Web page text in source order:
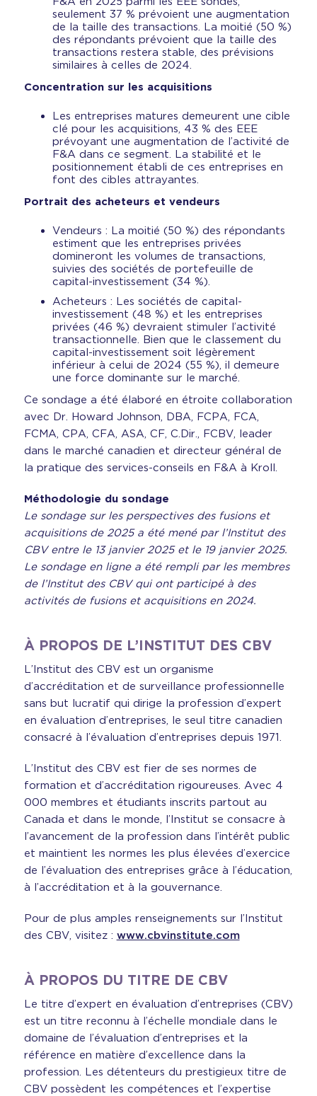
seulement 37 % prévoient une augmentation
de la taille des transactions. La moitié (50 %)
des répondants prévoient que la taille des
transactions restera stable, des prévisions
similaires à celles de 2024.
Concentration sur les acquisitions
Les entreprises matures demeurent une cible
clé pour les acquisitions, 43 % des EEE
prévoyant une augmentation de l’activité de
F&A dans ce segment. La stabilité et le
positionnement établi de ces entreprises en
font des cibles attrayantes.
Portrait des acheteurs et vendeurs
Vendeurs : La moitié (50 %) des répondants
estiment que les entreprises privées
domineront les volumes de transactions,
suivies des sociétés de portefeuille de
capital-investissement (34 %).
Acheteurs : Les sociétés de capital-
investissement (48 %) et les entreprises
privées (46 %) devraient stimuler l’activité
transactionnelle. Bien que le classement du
capital-investissement soit légèrement
inférieur à celui de 2024 (55 %), il demeure
une force dominante sur le marché.
Ce sondage a été élaboré en étroite collaboration
avec Dr. Howard Johnson, DBA, FCPA, FCA,
FCMA, CPA, CFA, ASA, CF, C.Dir., FCBV, leader
dans le marché canadien et directeur général de
la pratique des services-conseils en F&A à Kroll.
Méthodologie du sondage
Le sondage sur les perspectives des fusions et
acquisitions de 2025 a été mené par l’Institut des
CBV entre le 13 janvier 2025 et le 19 janvier 2025.
Le sondage en ligne a été rempli par les membres
de l’Institut des CBV qui ont participé à des
activités de fusions et acquisitions en 2024.
À PROPOS DE L’INSTITUT DES CBV
L’Institut des CBV est un organisme
d’accréditation et de surveillance professionnelle
sans but lucratif qui dirige la profession d’expert
en évaluation d’entreprises, le seul titre canadien
consacré à l’évaluation d’entreprises depuis 1971.
L’Institut des CBV est fier de ses normes de
formation et d’accréditation rigoureuses. Avec 4
000 membres et étudiants inscrits partout au
Canada et dans le monde, l’Institut se consacre à
l’avancement de la profession dans l’intérêt public
et maintient les normes les plus élevées d’exercice
de l’évaluation des entreprises grâce à l’éducation,
à l’accréditation et à la gouvernance.
Pour de plus amples renseignements sur l’Institut
des CBV, visitez : www.cbvinstitute.com
À PROPOS DU TITRE DE CBV
Le titre d’expert en évaluation d’entreprises (CBV)
est un titre reconnu à l’échelle mondiale dans le
domaine de l’évaluation d’entreprises et la
référence en matière d’excellence dans la
profession. Les détenteurs du prestigieux titre de
CBV possèdent les compétences et l’expertise